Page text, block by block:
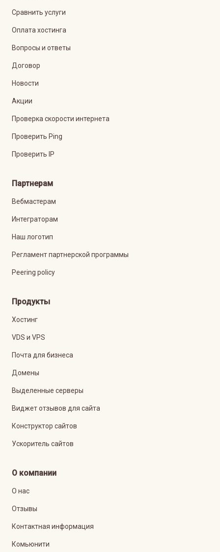
Сравнить услуги
Оплата хостинга
Вопросы и ответы
Договор
Новости
Акции
Проверка скорости интернета
Проверить Ping
Проверить IP
Партнерам
Вебмастерам
Интеграторам
Наш логотип
Регламент партнерской программы
Peering policy
Продукты
Хостинг
VDS и VPS
Почта для бизнеса
Домены
Выделенные серверы
Виджет отзывов для сайта
Конструктор сайтов
Ускоритель сайтов
О компании
О нас
Отзывы
Контактная информация
Комьюнити